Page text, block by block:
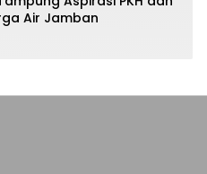
Air Jamban